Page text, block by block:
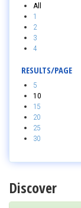
All
1
2
3
4
RESULTS/PAGE
5
10
15
20
25
30
Discover